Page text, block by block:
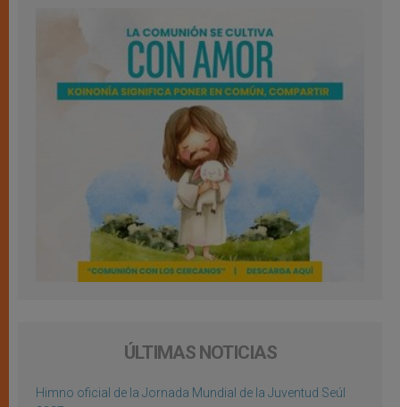
ÚLTIMAS NOTICIAS
Himno oficial de la Jornada Mundial de la Juventud Seúl